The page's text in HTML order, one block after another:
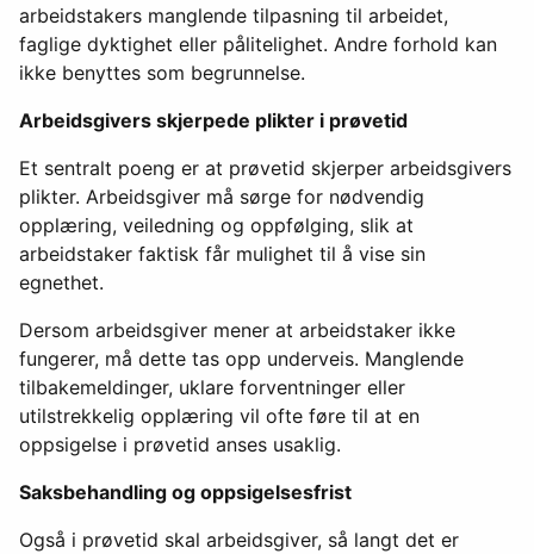
arbeidstakers manglende tilpasning til arbeidet,
faglige dyktighet eller pålitelighet. Andre forhold kan
ikke benyttes som begrunnelse.
Arbeidsgivers skjerpede plikter i prøvetid
Et sentralt poeng er at prøvetid skjerper arbeidsgivers
plikter. Arbeidsgiver må sørge for nødvendig
opplæring, veiledning og oppfølging, slik at
arbeidstaker faktisk får mulighet til å vise sin
egnethet.
Dersom arbeidsgiver mener at arbeidstaker ikke
fungerer, må dette tas opp underveis. Manglende
tilbakemeldinger, uklare forventninger eller
utilstrekkelig opplæring vil ofte føre til at en
oppsigelse i prøvetid anses usaklig.
Saksbehandling og oppsigelsesfrist
Også i prøvetid skal arbeidsgiver, så langt det er